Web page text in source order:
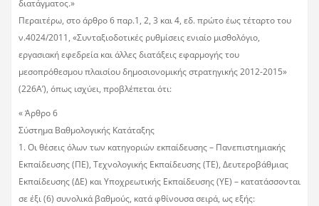
διατάγματος.»
Περαιτέρω, στο άρθρο 6 παρ.1, 2, 3 και 4, εδ. πρώτο έως τέταρτο του
ν.4024/2011, «Συνταξιοδοτικές ρυθμίσεις ενιαίο μισθολόγιο,
εργασιακή εφεδρεία και άλλες διατάξεις εφαρμογής του
μεσοπρόθεσμου πλαισίου δημοσιονομικής στρατηγικής 2012-2015»
(226Α’), όπως ισχύει, προβλέπεται ότι:
« Άρθρο 6
Σύστημα Βαθμολογικής Κατάταξης
1. Οι θέσεις όλων των κατηγοριών εκπαίδευσης – Πανεπιστημιακής
Εκπαίδευσης (ΠΕ), Τεχνολογικής Εκπαίδευσης (ΤΕ), Δευτεροβάθμιας
Εκπαίδευσης (ΔΕ) και Υποχρεωτικής Εκπαίδευσης (ΥΕ) – κατατάσσονται
σε έξι (6) συνολικά βαθμούς, κατά φθίνουσα σειρά, ως εξής: